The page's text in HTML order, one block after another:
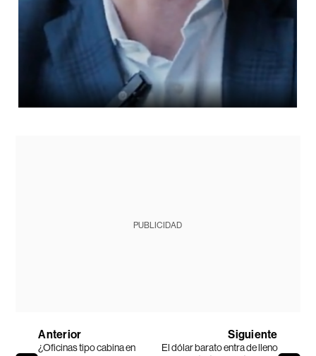
PUBLICIDAD
Anterior
¿Oficinas tipo cabina en
Siguiente
El dólar barato entra de lleno